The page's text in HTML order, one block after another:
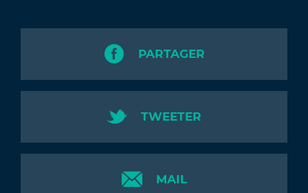
PARTAGER
TWEETER
MAIL